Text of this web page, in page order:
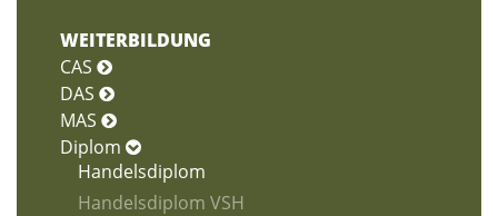
WEITERBILDUNG
CAS
DAS
MAS
Diplom
Handelsdiplom
Handelsdiplom VSH